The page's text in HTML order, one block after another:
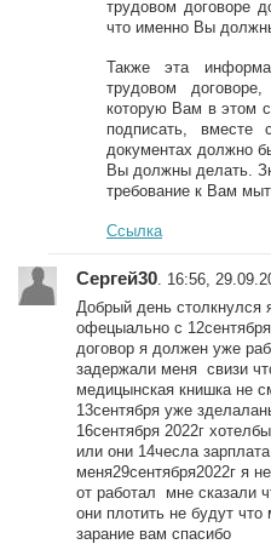
трудовом договоре
что именно Вы
Также эта
трудовом
которую Вам в этом
подписать,
документах должно
Вы должны делать.
требование к Вам
Ссылка
Сергей30 . 16:56,
Добрый день столкнулся
офецыально с
договор я должен уже
задержали меня свизи
медицынская книшка не
13сентября уже
16сентября 2022г
или они 14чесла
меня29сентября2022г я
от работал мне сказали
они плотить не будут
зарание вам спасибо